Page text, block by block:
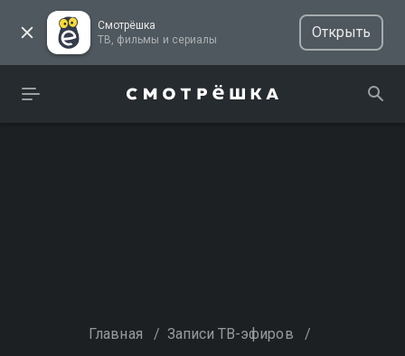
Смотрёшка
ТВ, фильмы и сериалы
Открыть
Главная / Записи ТВ-эфиров /